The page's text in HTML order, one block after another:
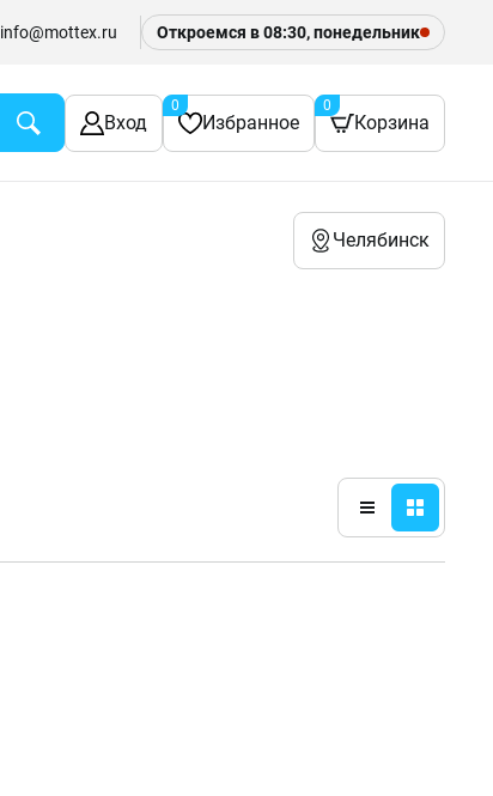
info@mottex.ru Откроемся в 08:30, понедельник
Вход Избранное
0
Корзина
0
Челябинск